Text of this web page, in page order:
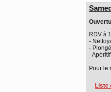
RDV à
-
-
-
Pour le
Liste